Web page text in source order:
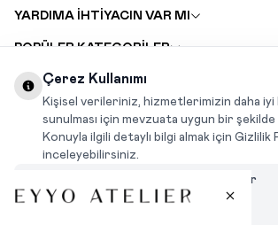
YARDIMA İHTİYACIN VAR MI
POPÜLER KATEGORİLER
DEĞİŞİM VE İADE TALEBİ
KARIYER
INSTAGRAM
Çerez Kullanımı
Kişisel verileriniz, hizmetlerimizin daha iyi
sunulması için mevzuata uygun bir
Konuyla ilgili detaylı bilgi almak için Gizlilik
inceleyebilirsiniz.
Çerezleri Özelleştir